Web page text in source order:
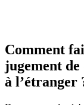
Comment
jugement
à l’étranger